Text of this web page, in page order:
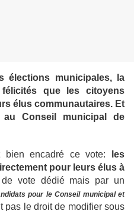
élections municipales, la
que les citoyens
élus communautaires. Et
Conseil municipal de
bien encadré ce vote:
les
pour leurs élus à
vote dédié mais par un
pour le Conseil municipal et
pas le droit de modifier sous